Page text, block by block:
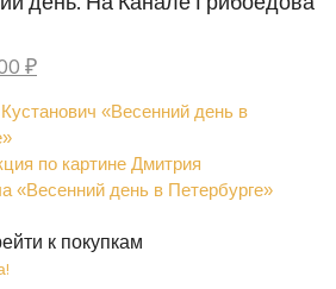
₽.
₽Current
is:
3,500.00 ₽.
к покупкам